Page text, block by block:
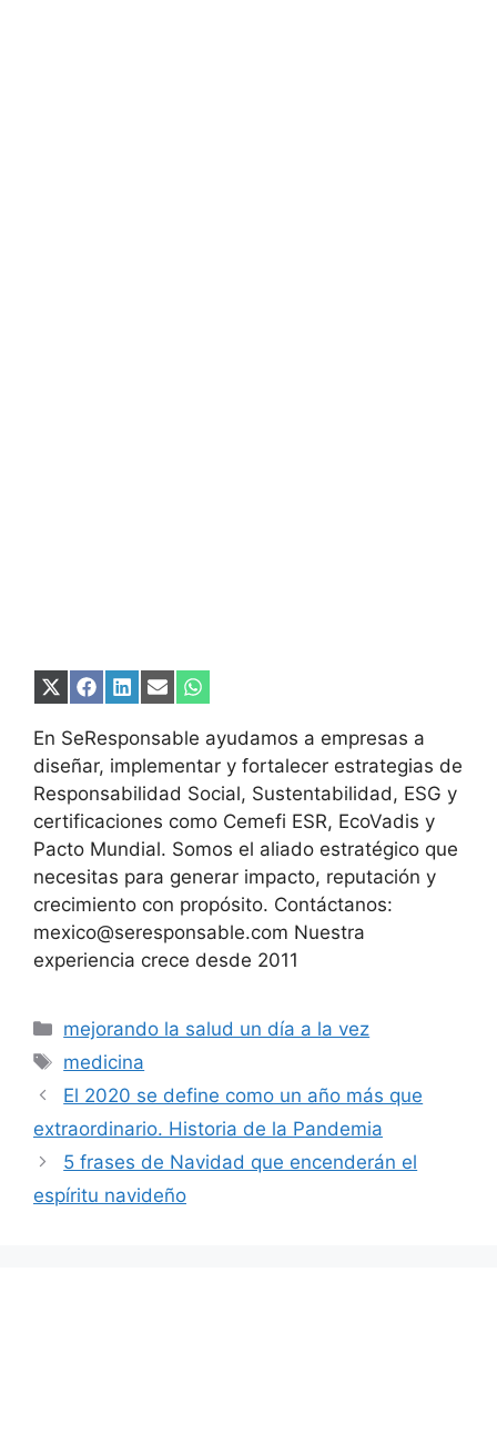
Compartir
X
(Twitter)
Compartir
Facebook
Compartir
LinkedIn
Compartir
Email
Compartir
WhatsApp
En SeResponsable ayudamos a empresas a
diseñar, implementar y fortalecer estrategias de
Responsabilidad Social, Sustentabilidad, ESG y
certificaciones como Cemefi ESR, EcoVadis y
Pacto Mundial. Somos el aliado estratégico que
necesitas para generar impacto, reputación y
crecimiento con propósito. Contáctanos:
mexico@seresponsable.com Nuestra
experiencia crece desde 2011
Categorías
mejorando la salud un día a la vez
Etiquetas
medicina
El 2020 se define como un año más que
extraordinario. Historia de la Pandemia
5 frases de Navidad que encenderán el
espíritu navideño